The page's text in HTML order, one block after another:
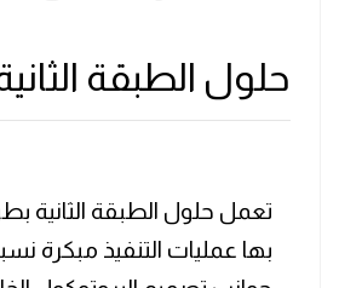
حلول الطبقة
تعمل حلول الطبقة الثانية
بها عمليات التنفيذ مبكرة